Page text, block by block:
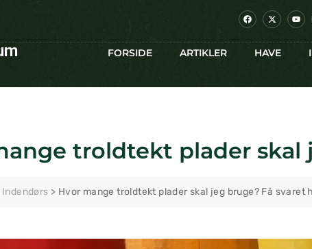
FORSIDE ARTIKLER HAVE
troldtekt plader skal
Indendørs > Hvor mange troldtekt plader skal jeg bruge? Få svaret